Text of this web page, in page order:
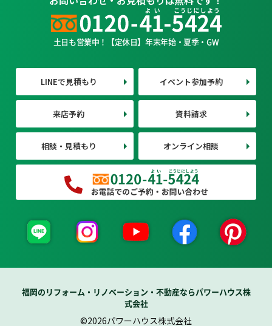
土日も営業中！【定休日】年末年始・夏季・GW
LINEで見積もり イベント参加予約
来店予約 資料請求
相談・見積もり オンライン相談
福岡のリフォーム・リノベーション・不動産ならパワーハウス株
式会社
©2026パワーハウス株式会社